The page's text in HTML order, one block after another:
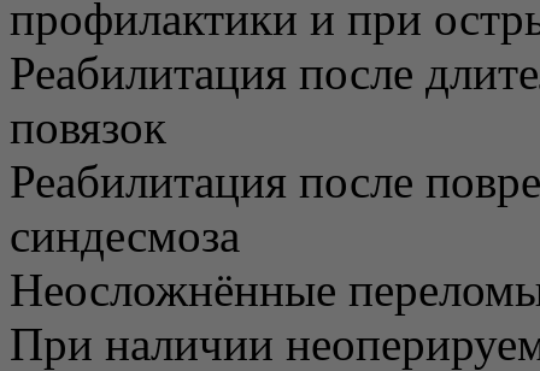
профилактики и при
Реабилитация после
повязок
Реабилитация после
синдесмоза
Неосложнённые
При наличии